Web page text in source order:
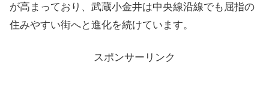
が高まっており、武蔵小金井は中央線沿線でも屈指の
住みやすい街へと進化を続けています。
スポンサーリンク